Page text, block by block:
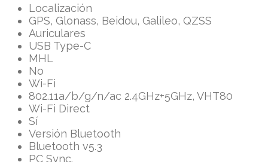
Localización
GPS, Glonass, Beidou, Galileo, QZSS
Auriculares
USB Type-C
MHL
No
Wi-Fi
802.11a/b/g/n/ac 2.4GHz+5GHz, VHT80
Wi-Fi Direct
Sí
Versión Bluetooth
Bluetooth v5.3
PC Sync.